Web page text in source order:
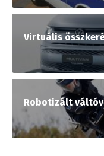
Virtuális
Robotizált